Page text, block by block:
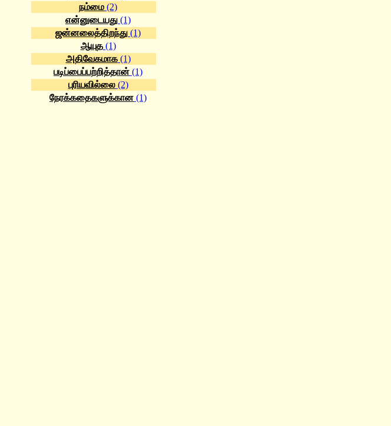
நம்மை (2)
என்னுடையது (1)
ஜன்னலைத்திறந்து (1)
ஆயுத(1)
அதிவேகமாக(1)
படிப்பைப்பற்றித்தான் (1)
புரியவில்லை(2)
நேரக்கதைகளுக்கான (1)